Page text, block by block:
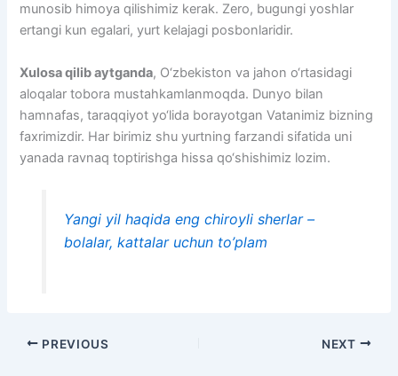
munosib himoya qilishimiz kerak. Zero, bugungi yoshlar
ertangi kun egalari, yurt kelajagi posbonlaridir.
Xulosa qilib aytganda, O‘zbekiston va jahon o‘rtasidagi
aloqalar tobora mustahkamlanmoqda. Dunyo bilan
hamnafas, taraqqiyot yo‘lida borayotgan Vatanimiz bizning
faxrimizdir. Har birimiz shu yurtning farzandi sifatida uni
yanada ravnaq toptirishga hissa qo‘shishimiz lozim.
Yangi yil haqida eng chiroyli sherlar –
bolalar, kattalar uchun to’plam
PREVIOUS NEXT